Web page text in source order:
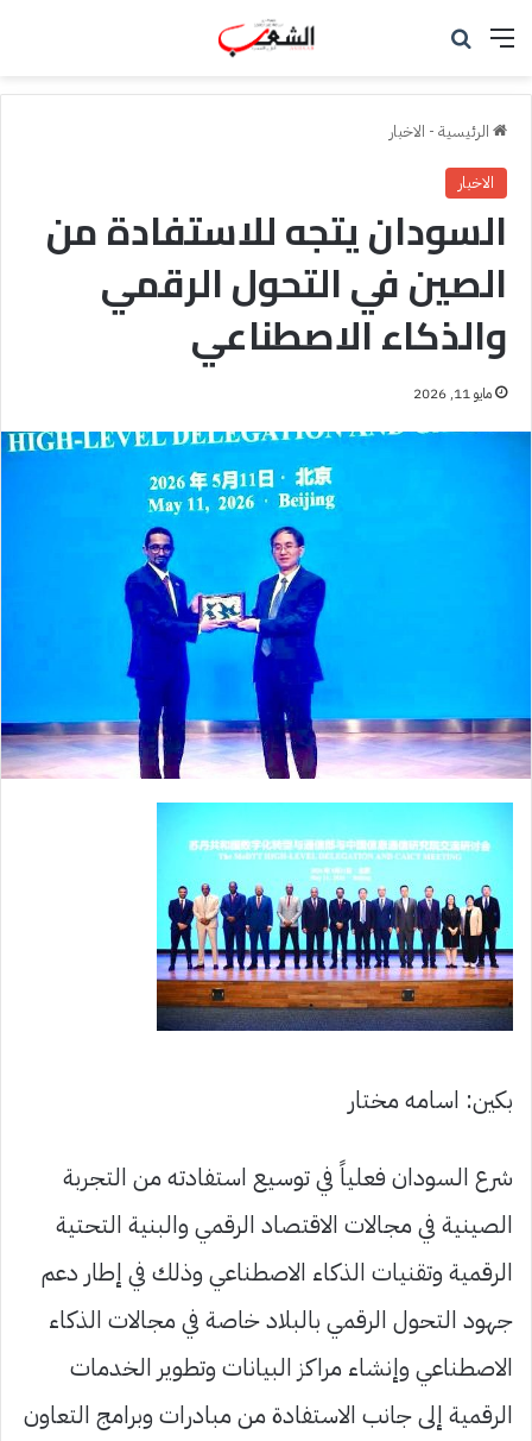
القائمة
الرئيسية - الاخبار
الاخبار
السودان يتجه للاستفادة من
الصين في التحول الرقمي
والذكاء الاصطناعي
مايو 11, 2026
بكين: اسامه مختار
شرع السودان فعلياً في توسيع استفادته من التجربة
الصينية في مجالات الاقتصاد الرقمي والبنية التحتية
الرقمية وتقنيات الذكاء الاصطناعي وذلك في إطار دعم
جهود التحول الرقمي بالبلاد خاصة في مجالات الذكاء
الاصطناعي وإنشاء مراكز البيانات وتطوير الخدمات
الرقمية إلى جانب الاستفادة من مبادرات وبرامج التعاون